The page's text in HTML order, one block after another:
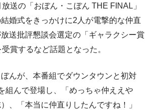
送の「おぼん・こぼん THE FINAL」
婚式をきっかけに2人が電撃的な仲直
送批評懇談会選定の「ギャラクシー賞
賞するなど話題となった。
んが、本番組でダウンタウンと初対
組んで登場し、「めっちゃ仲ええや
、「本当に仲直りしたんですね！」